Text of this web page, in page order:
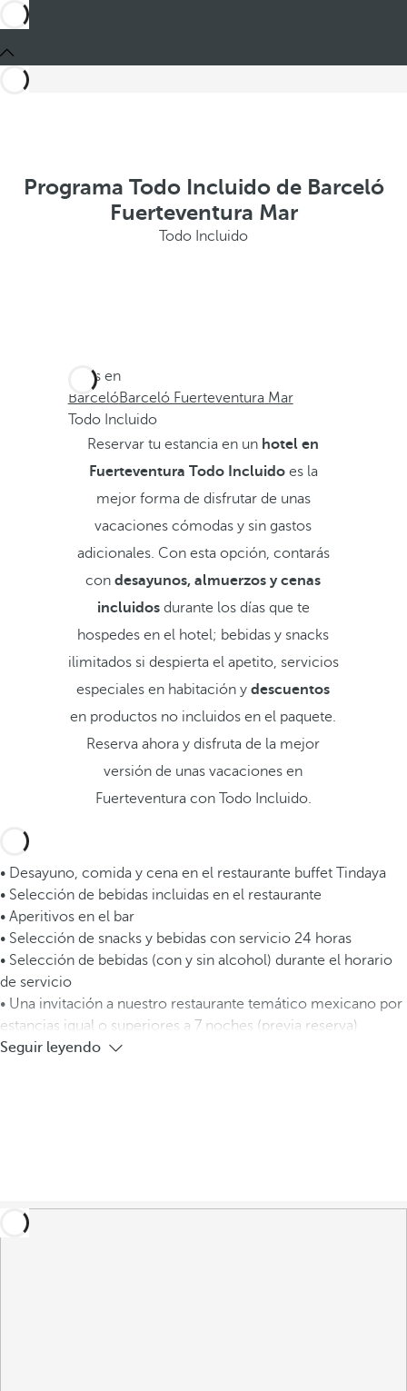
Programa Todo Incluido de Barceló
Fuerteventura Mar
Todo Incluido
Estás en
BarcelóBarceló Fuerteventura Mar
Todo Incluido
Reservar tu estancia en un hotel en
Fuerteventura Todo Incluidoes la
mejor forma de disfrutar de unas
vacaciones cómodas y sin gastos
adicionales. Con esta opción, contarás
condesayunos, almuerzos y cenas
incluidos durante los días que te
hospedes en el hotel; bebidas y snacks
ilimitados si despierta el apetito, servicios
especiales en habitación ydescuentos
en productos no incluidos en el paquete.
Reserva ahora y disfruta de la mejor
versión de unas vacaciones en
Fuerteventura con Todo Incluido.
• Desayuno, comida y cena en el restaurante buffet Tindaya
• Selección de bebidas incluidas en el restaurante
• Aperitivos en el bar
• Selección de snacks y bebidas con servicio 24 horas
• Selección de bebidas (con y sin alcohol) durante el horario
de servicio
• Una invitación a nuestro restaurante temático mexicano por
estancias igual o superiores a 7 noches (previa reserva)
Seguir leyendo